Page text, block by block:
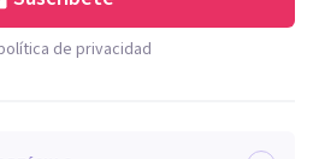
de privacidad